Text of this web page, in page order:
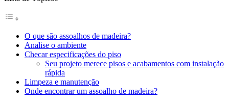
O que são assoalhos de madeira?
Analise o ambiente
Checar especificações do piso
Seu projeto merece pisos e acabamentos com instalação
rápida
Limpeza e manutenção
Onde encontrar um assoalho de madeira?